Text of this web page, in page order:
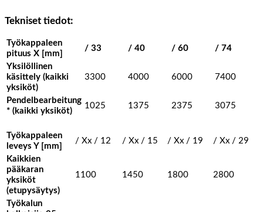
Tekniset tiedot:
Työkappaleen
pituus X [mm]
/ 33 / 40 / 60 / 74
Yksilöllinen
käsittely (kaikki
yksiköt)
3300 4000 6000 7400
Pendelbearbeitung
* (kaikki yksiköt)
1025 1375 2375 3075
Työkappaleen
leveys Y [mm]
/ Xx / 12 / Xx / 15 / Xx / 19 / Xx / 29
Kaikkien
pääkaran
yksiköt
(etupysäytys)
1100 1450 1800 2800
Työkalun